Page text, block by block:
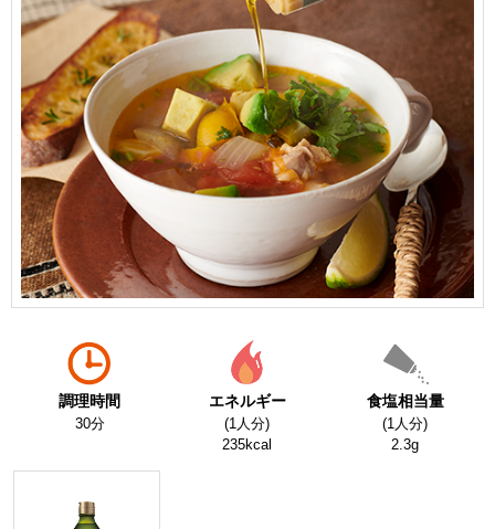
調理時間
30分
エネルギー
(1人分)
235kcal
食塩相当量
(1人分)
2.3g